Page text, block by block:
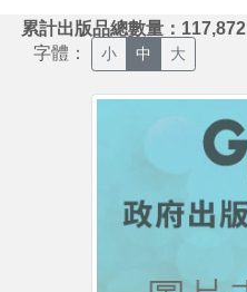
累計出版品總數量：117,872
字體： 小 中 大